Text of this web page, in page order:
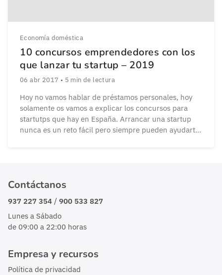
Economía doméstica
10 concursos emprendedores con los
que lanzar tu startup – 2019
06 abr 2017 • 5 min de lectura
Hoy no vamos hablar de préstamos personales, hoy
solamente os vamos a explicar los concursos para
startutps que hay en España. Arrancar una startup
nunca es un reto fácil pero siempre pueden ayudarte
Contáctanos
937 227 354 / 900 533 827
Lunes a Sábado
de 09:00 a 22:00 horas
Empresa y recursos
Política de privacidad